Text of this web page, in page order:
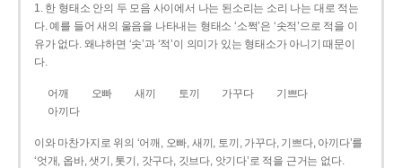
1. 한 형태소 안의 두 모음 사이에서 나는 된소리는 소리 나는 대로 적는
다. 예를 들어 새의 울음을 나타내는 형태소 ‘소쩍’은 ‘솟적’으로 적을 이
유가 없다. 왜냐하면 ‘솟’과 ‘적’이 의미가 있는 형태소가 아니기 때문이
다.
어깨 오빠 새끼 토끼 가꾸다
기쁘다
아끼다
이와 마찬가지로 위의 ‘어깨, 오빠, 새끼, 토끼, 가꾸다, 기쁘다, 아끼다’를
‘엇개, 옵바, 샛기, 톳기, 갓구다, 깃브다, 앗기다’로 적을 근거는 없다.